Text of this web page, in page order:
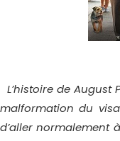
L’histoire de
malformation du
d’aller normalement